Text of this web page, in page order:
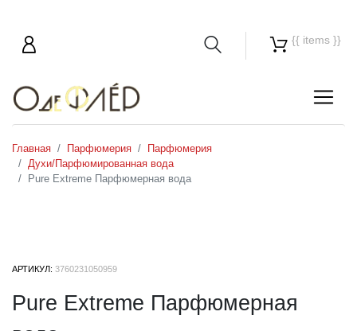
{{ items }}
Главная Парфюмерия
Парфюмерия
Духи/Парфюмированная вода
Pure Extreme Парфюмерная вода
АРТИКУЛ: 3760231050959
Pure Extreme Парфюмерная